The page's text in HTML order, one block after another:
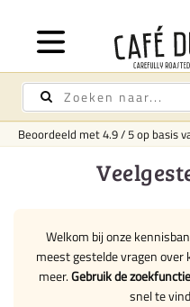
Beoordeeld met4.9/5op basis
Welkom bij onze
meest gestelde vragen
meer.Gebruik de
snel te